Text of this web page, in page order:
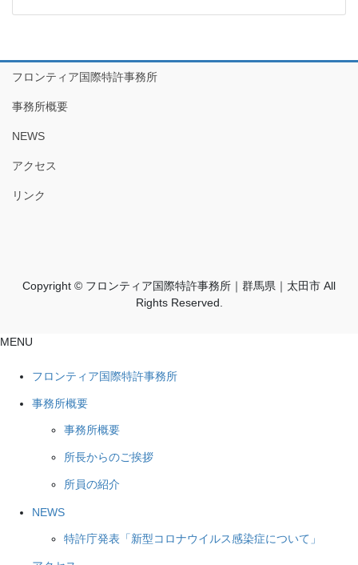
フロンティア国際特許事務所
事務所概要
NEWS
アクセス
リンク
Copyright © フロンティア国際特許事務所｜群馬県｜太田市 All
Rights Reserved.
MENU
フロンティア国際特許事務所
事務所概要
事務所概要
所長からのご挨拶
所員の紹介
NEWS
特許庁発表「新型コロナウイルス感染症について」